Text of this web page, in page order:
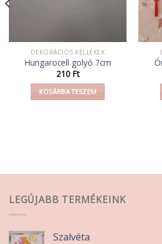
DEKORÁCIÓS KELLÉKEK
Hungarocell golyó 7cm
210 Ft
KOSÁRBA TESZEM
LEGÚJABB TERMÉKEINK
Szalvéta